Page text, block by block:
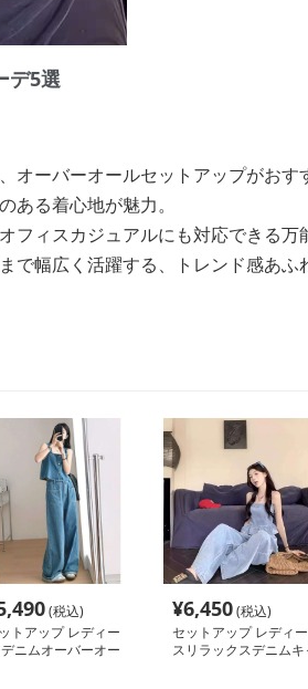
デ5選
ーバーオールセットアップがおす
ある着心地が魅力。
ィスカジュアルにも対応できる万
で幅広く活躍する、トレンド感あふ
(税込)
トアップ レディー
ニムオーバーオー
¥6,450(税込)
セットアップ レディー
スリラックスデニムキ